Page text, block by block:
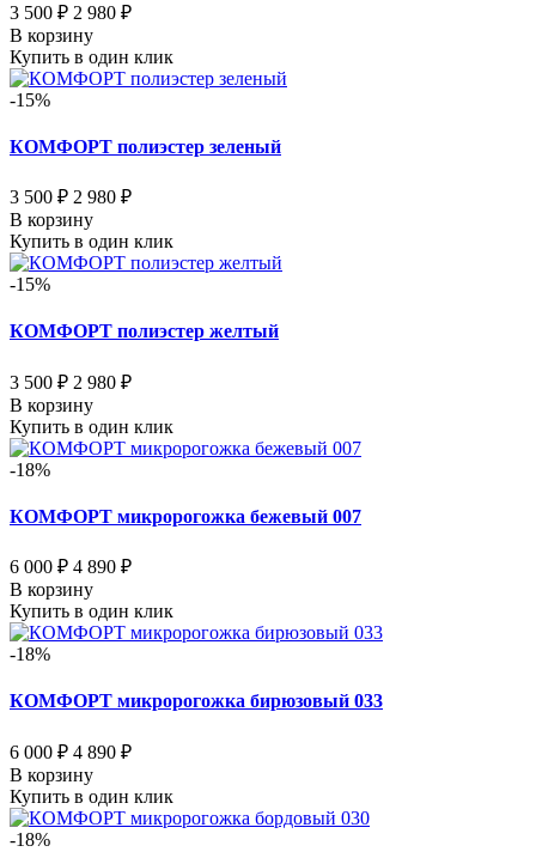
3 500 ₽ 2 980 ₽
В корзину
Купить в один клик
-15%
КОМФОРТ полиэстер зеленый
3 500 ₽ 2 980 ₽
В корзину
Купить в один клик
-15%
КОМФОРТ полиэстер желтый
3 500 ₽ 2 980 ₽
В корзину
Купить в один клик
-18%
КОМФОРТ микророгожка бежевый 007
6 000 ₽ 4 890 ₽
В корзину
Купить в один клик
-18%
КОМФОРТ микророгожка бирюзовый 033
6 000 ₽ 4 890 ₽
В корзину
Купить в один клик
-18%